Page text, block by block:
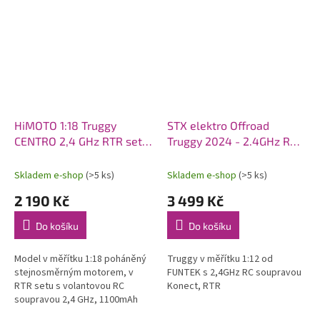
HiMOTO 1:18 Truggy
CENTRO 2,4 GHz RTR set,
Skladem e-shop (>5 ks)
2 190 Kč
Do košíku
Model v měřítku 1:18 poháněný
stejnosměrným motorem, v
RTR setu s volantovou RC
soupravou 2,4 GHz, 1100mAh
STX elektro Offroad
Truggy 2024 - 2.4GHz RTR
Skladem e-shop (>5 ks)
3 499 Kč
Do košíku
Truggy v měřítku 1:12 od
FUNTEK s 2,4GHz RC soupravou
Konect, RTR